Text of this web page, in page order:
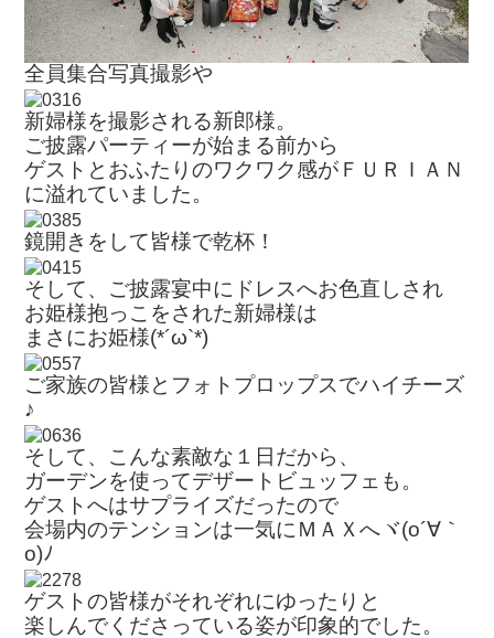
全員集合写真撮影や
新婦様を撮影される新郎様。
ご披露パーティーが始まる前から
ゲストとおふたりのワクワク感がＦＵＲＩＡＮ
に溢れていました。
鏡開きをして皆様で乾杯！
そして、ご披露宴中にドレスへお色直しされ
お姫様抱っこをされた新婦様は
まさにお姫様(*´ω`*)
ご家族の皆様とフォトプロップスでハイチーズ
♪
そして、こんな素敵な１日だから、
ガーデンを使ってデザートビュッフェも。
ゲストへはサプライズだったので
会場内のテンションは一気にＭＡＸへヾ(o´∀｀
o)ﾉ
ゲストの皆様がそれぞれにゆったりと
楽しんでくださっている姿が印象的でした。